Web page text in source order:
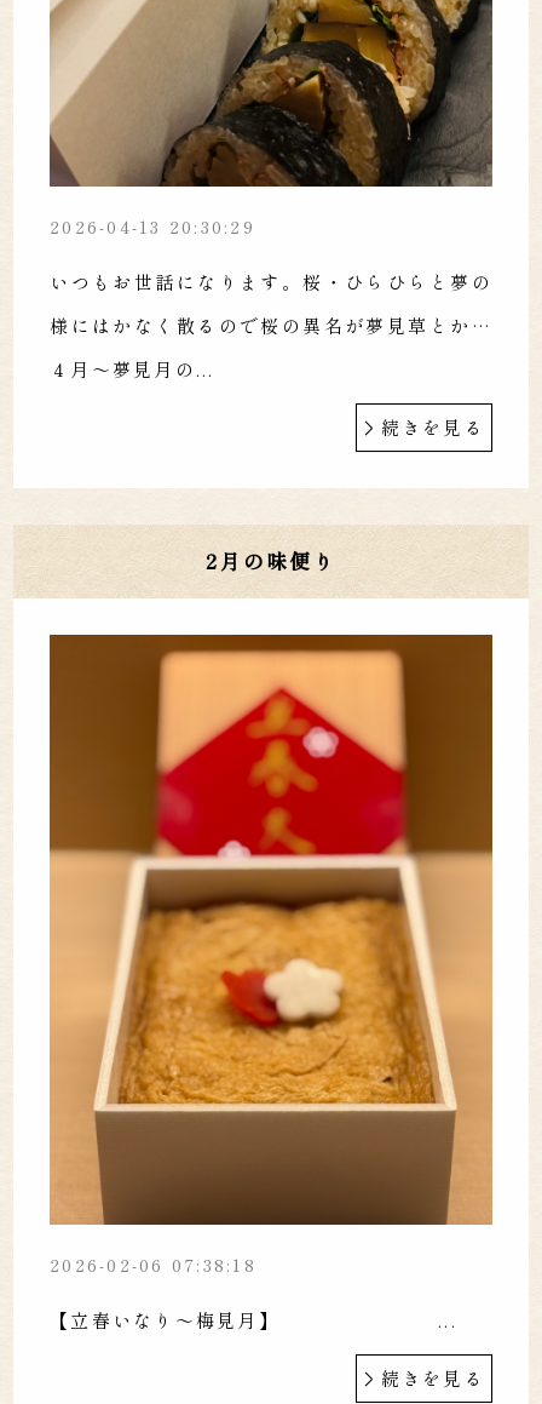
2026-04-13 20:30:29
いつもお世話になります。桜・ひらひらと夢の
様にはかなく散るので桜の異名が夢見草とか…
４月〜夢見月の...
続きを見る
2月の味便り
2026-02-06 07:38:18
【立春いなり〜梅見月】 ...
続きを見る